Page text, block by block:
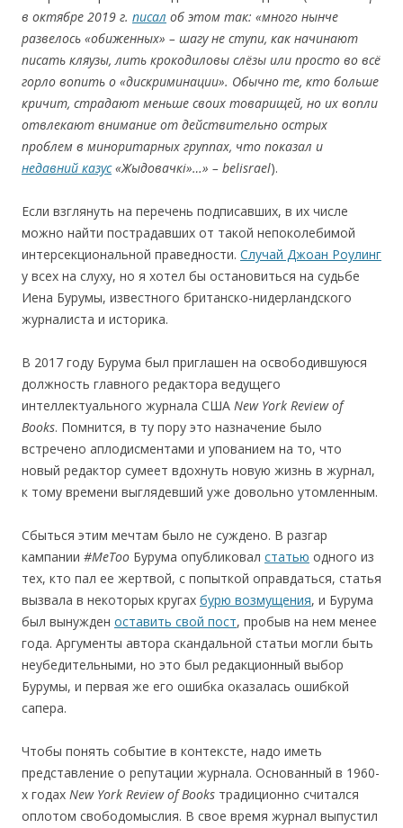
в октябре 2019 г. писал об этом так: «много нынче
развелось «обиженных» – шагу не ступи, как начинают
писать кляузы, лить крокодиловы слёзы или просто во всё
горло вопить о «дискриминации». Обычно те, кто больше
кричит, страдают меньше своих товарищей, но их вопли
отвлекают внимание от действительно острых
проблем в миноритарных группах, что показал и
недавний казус «Жыдовачкі»…» – belisrael).
Если взглянуть на перечень подписавших, в их числе
можно найти пострадавших от такой непоколебимой
интерсекциональной праведности. Случай Джоан Роулинг
у всех на слуху, но я хотел бы остановиться на судьбе
Иена Бурумы, известного британско-нидерландского
журналиста и историка.
В 2017 году Бурума был приглашен на освободившуюся
должность главного редактора ведущего
интеллектуального журнала США New York Review of
Books. Помнится, в ту пору это назначение было
встречено аплодисментами и упованием на то, что
новый редактор сумеет вдохнуть новую жизнь в журнал,
к тому времени выглядевший уже довольно утомленным.
Сбыться этим мечтам было не суждено. В разгар
кампании #MeToo Бурума опубликовал статью одного из
тех, кто пал ее жертвой, с попыткой оправдаться, статья
вызвала в некоторых кругах бурю возмущения, и Бурума
был вынужден оставить свой пост, пробыв на нем менее
года. Аргументы автора скандальной статьи могли быть
неубедительными, но это был редакционный выбор
Бурумы, и первая же его ошибка оказалась ошибкой
сапера.
Чтобы понять событие в контексте, надо иметь
представление о репутации журнала. Основанный в 1960-
х годах New York Review of Books традиционно считался
оплотом свободомыслия. В свое время журнал выпустил